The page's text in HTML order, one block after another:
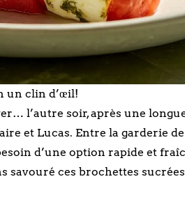
un clin d’œil!
l’autre soir, après une
et Lucas. Entre la garderie
d’une option rapide et
savouré ces brochettes